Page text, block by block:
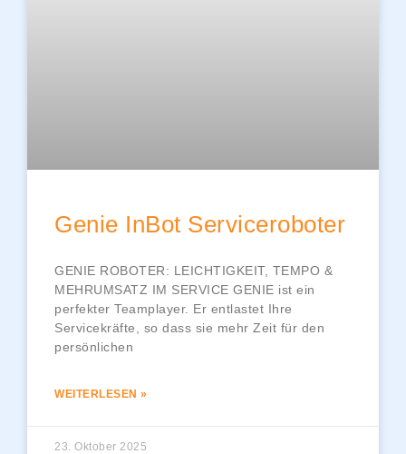
Genie InBot Serviceroboter
GENIE ROBOTER: LEICHTIGKEIT, TEMPO &
MEHRUMSATZ IM SERVICE GENIE ist ein
perfekter Teamplayer. Er entlastet Ihre
Servicekräfte, so dass sie mehr Zeit für den
persönlichen
WEITERLESEN »
23. Oktober 2025